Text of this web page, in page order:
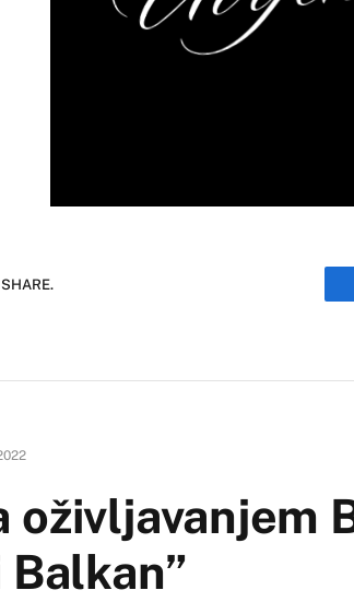
SHARE.
oživljavanjem